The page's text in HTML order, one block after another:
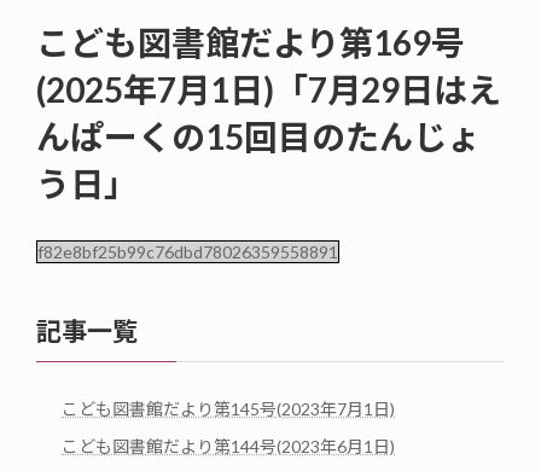
こども図書館だより第169号
(2025年7月1日)「7月29日はえ
んぱーくの15回目のたんじょ
う日」
f82e8bf25b99c76dbd78026359558891
記事一覧
こども図書館だより第145号(2023年7月1日)
こども図書館だより第144号(2023年6月1日)